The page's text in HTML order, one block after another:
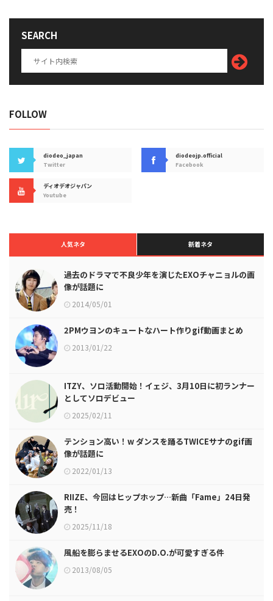
SEARCH
FOLLOW
diodeo_japan
Twitter
diodeojp.official
Facebook
ディオデオジャパン
Youtube
人気ネタ 新着ネタ
過去のドラマで不良少年を演じたEXOチャニョルの画
像が話題に
2014/05/01
2PMウヨンのキュートなハート作りgif動画まとめ
2013/01/22
ITZY、ソロ活動開始！イェジ、3月10日に初ランナー
としてソロデビュー
2025/02/11
テンション高い！w ダンスを踊るTWICEサナのgif画
像が話題に
2022/01/13
RIIZE、今回はヒップホップ…新曲「Fame」24日発
売！
2025/11/18
風船を膨らませるEXOのD.O.が可愛すぎる件
2013/08/05